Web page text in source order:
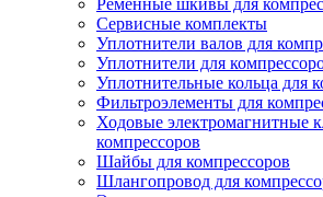
Ременные шкивы для
Сервисные комплекты
Уплотнители валов для
Уплотнители для
Уплотнительные кольца для
Фильтроэлементы для
Ходовые электромагнитные
компрессоров
Шайбы для компрессоров
Шлангопровод для